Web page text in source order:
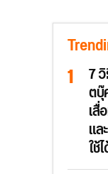
7
ต
เ
แ
ใช้